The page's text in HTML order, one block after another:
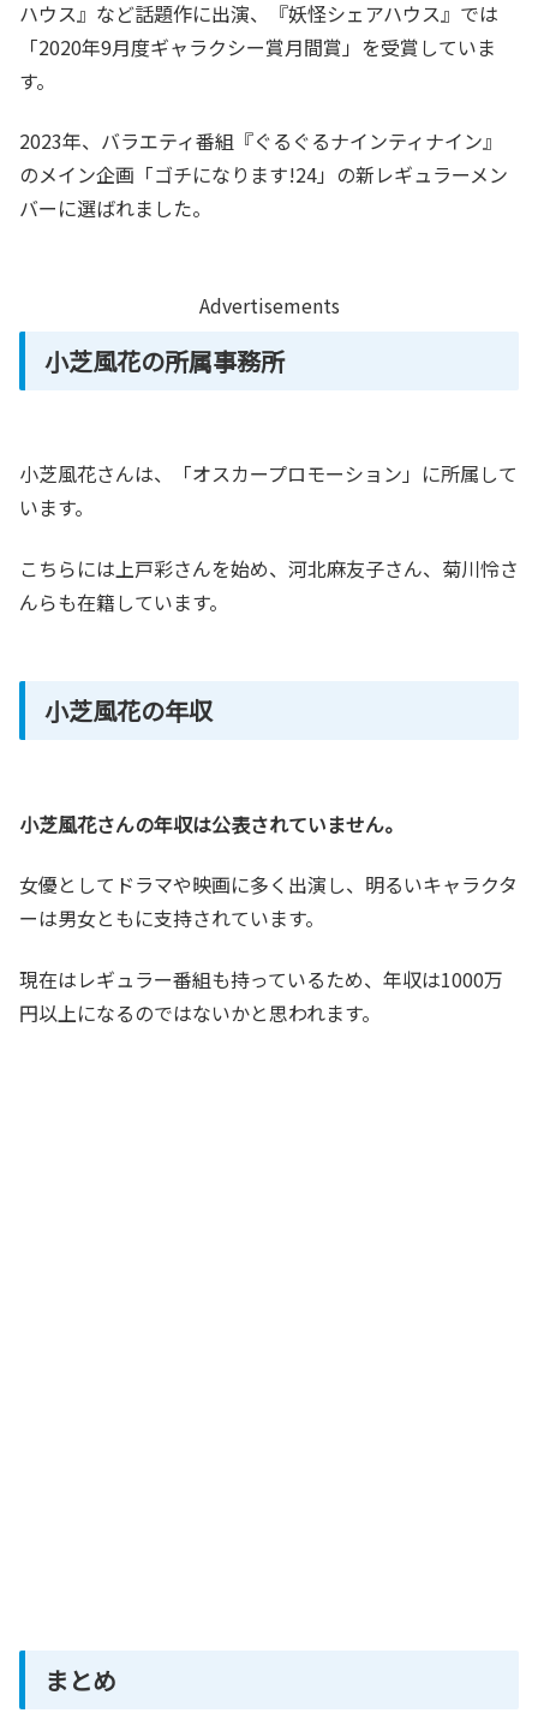
ハウス』など話題作に出演、『妖怪シェアハウス』では
「2020年9月度ギャラクシー賞月間賞」を受賞していま
す。
2023年、バラエティ番組『ぐるぐるナインティナイン』
のメイン企画「ゴチになります!24」の新レギュラーメン
バーに選ばれました。
Advertisements
小芝風花の所属事務所
小芝風花さんは、「オスカープロモーション」に所属して
います。
こちらには上戸彩さんを始め、河北麻友子さん、菊川怜さ
んらも在籍しています。
小芝風花の年収
小芝風花さんの年収は公表されていません。
女優としてドラマや映画に多く出演し、明るいキャラクタ
ーは男女ともに支持されています。
現在はレギュラー番組も持っているため、年収は1000万
円以上になるのではないかと思われます。
まとめ